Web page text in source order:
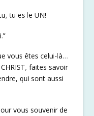
tu es le UN!
vous êtes celui-là…
faites savoir
qui sont aussi
vous souvenir de